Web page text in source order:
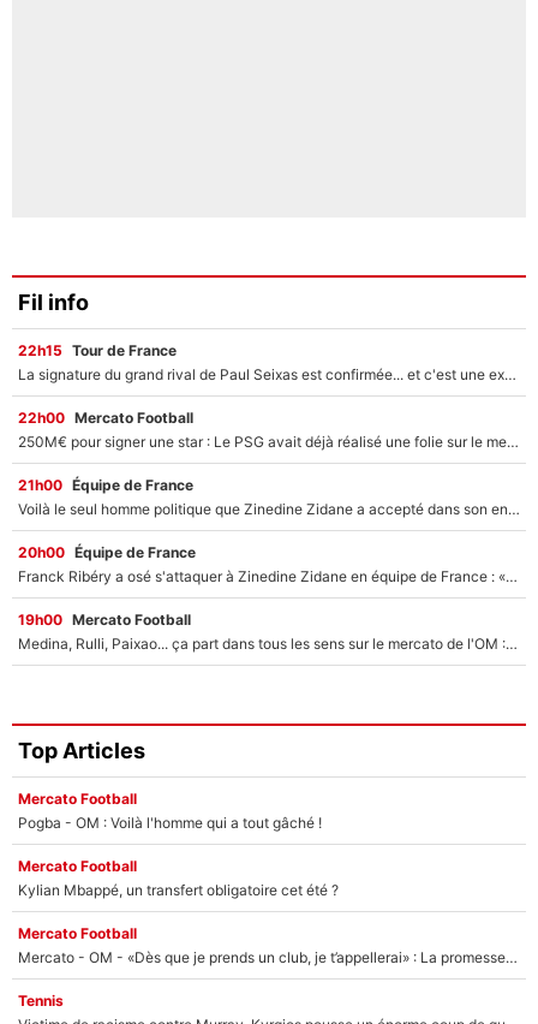
Fil info
22h15 Tour de France
La signature du grand rival de Paul Seixas est confirmée... et c'est une excellente nouvelle pour l'équipe Decathlon-CMA CGM !
22h00 Mercato Football
250M€ pour signer une star : Le PSG avait déjà réalisé une folie sur le mercato bien avant Neymar !
21h00 Équipe de France
Voilà le seul homme politique que Zinedine Zidane a accepté dans son entourage : «Je garde un très bon souvenir de lui»
20h00 Équipe de France
Franck Ribéry a osé s'attaquer à Zinedine Zidane en équipe de France : «Je n'aurais jamais fait ça»
19h00 Mercato Football
Medina, Rulli, Paixao... ça part dans tous les sens sur le mercato de l'OM : Frank McCourt va enfin récupérer l'argent qu'il attend ?
Top Articles
Mercato Football
Pogba - OM : Voilà l'homme qui a tout gâché !
Mercato Football
Kylian Mbappé, un transfert obligatoire cet été ?
Mercato Football
Mercato - OM - «Dès que je prends un club, je t’appellerai» : La promesse de Marcelino au moment de claquer la porte
Tennis